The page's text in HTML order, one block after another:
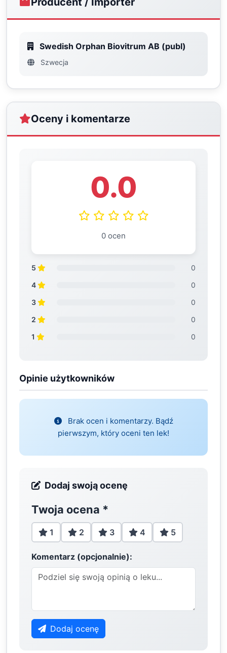
Swedish Orphan Biovitrum AB (publ)
Szwecja
Oceny i komentarze
0.0
0 ocen
5
0
4
0
3
0
2
0
1
0
Opinie użytkowników
Brak ocen i komentarzy. Bądź
pierwszym, który oceni ten lek!
Dodaj swoją ocenę
Twoja ocena *
1 2 3 4 5
Komentarz (opcjonalnie):
Dodaj ocenę